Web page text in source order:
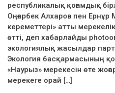
республикалық қоғамдық
Оңғарбек Алхаров пен
кереметтері» атты
өтті, деп хабарлайды
экологиялық жасылдар
Экология басқармасының
«Наурыз» мерекесін өте
мерекеге орай […]